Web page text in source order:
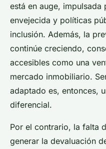
está en auge,
envejecida y políticas
inclusión. Además, la
continúe creciendo,
accesibles como una
mercado inmobiliario.
adaptado es, entonces,
diferencial.
Por el contrario, la falta
generar la devaluación